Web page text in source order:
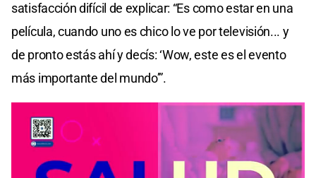
satisfacción difícil de explicar: “Es como estar en una
película, cuando uno es chico lo ve por televisión... y
de pronto estás ahí y decís: ‘Wow, este es el evento
más importante del mundo’”.